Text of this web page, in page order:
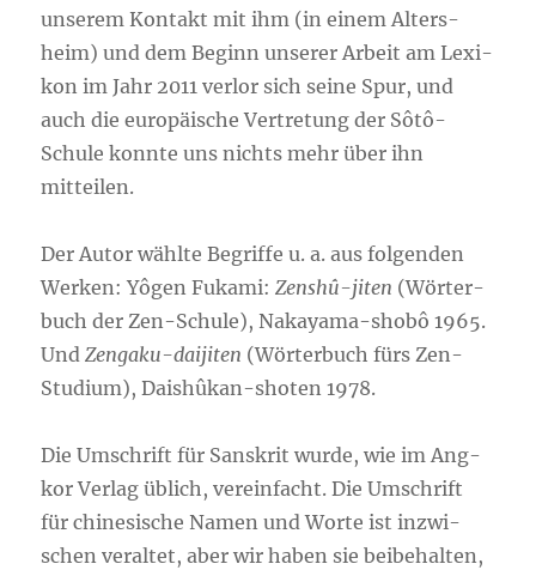
unse­rem Kon­takt mit ihm (in einem Alters­
heim) und dem Beginn unse­rer Arbeit am Lexi­
kon im Jahr 2011 ver­lor sich sei­ne Spur, und
auch die euro­päi­sche Ver­tre­tung der Sôtô-
Schu­le konn­te uns nichts mehr über ihn
mitteilen.
Der Autor wähl­te Begrif­fe u. a. aus fol­gen­den
Wer­ken: Yôgen Fuka­mi:Zens­hû-jiten (Wör­ter­
buch der Zen-Schu­le), Naka­ya­ma-sho­bô 1965.
UndZeng­aku-dai­ji­ten (Wör­ter­buch fürs Zen-
Stu­di­um), Dais­hû­kan-sho­ten 1978.
Die Umschrift für Sans­krit wur­de, wie im Ang­
kor Ver­lag üblich, ver­ein­facht. Die Umschrift
für chi­ne­si­sche Namen und Wor­te ist inzwi­
schen ver­al­tet, aber wir haben sie bei­be­hal­ten,